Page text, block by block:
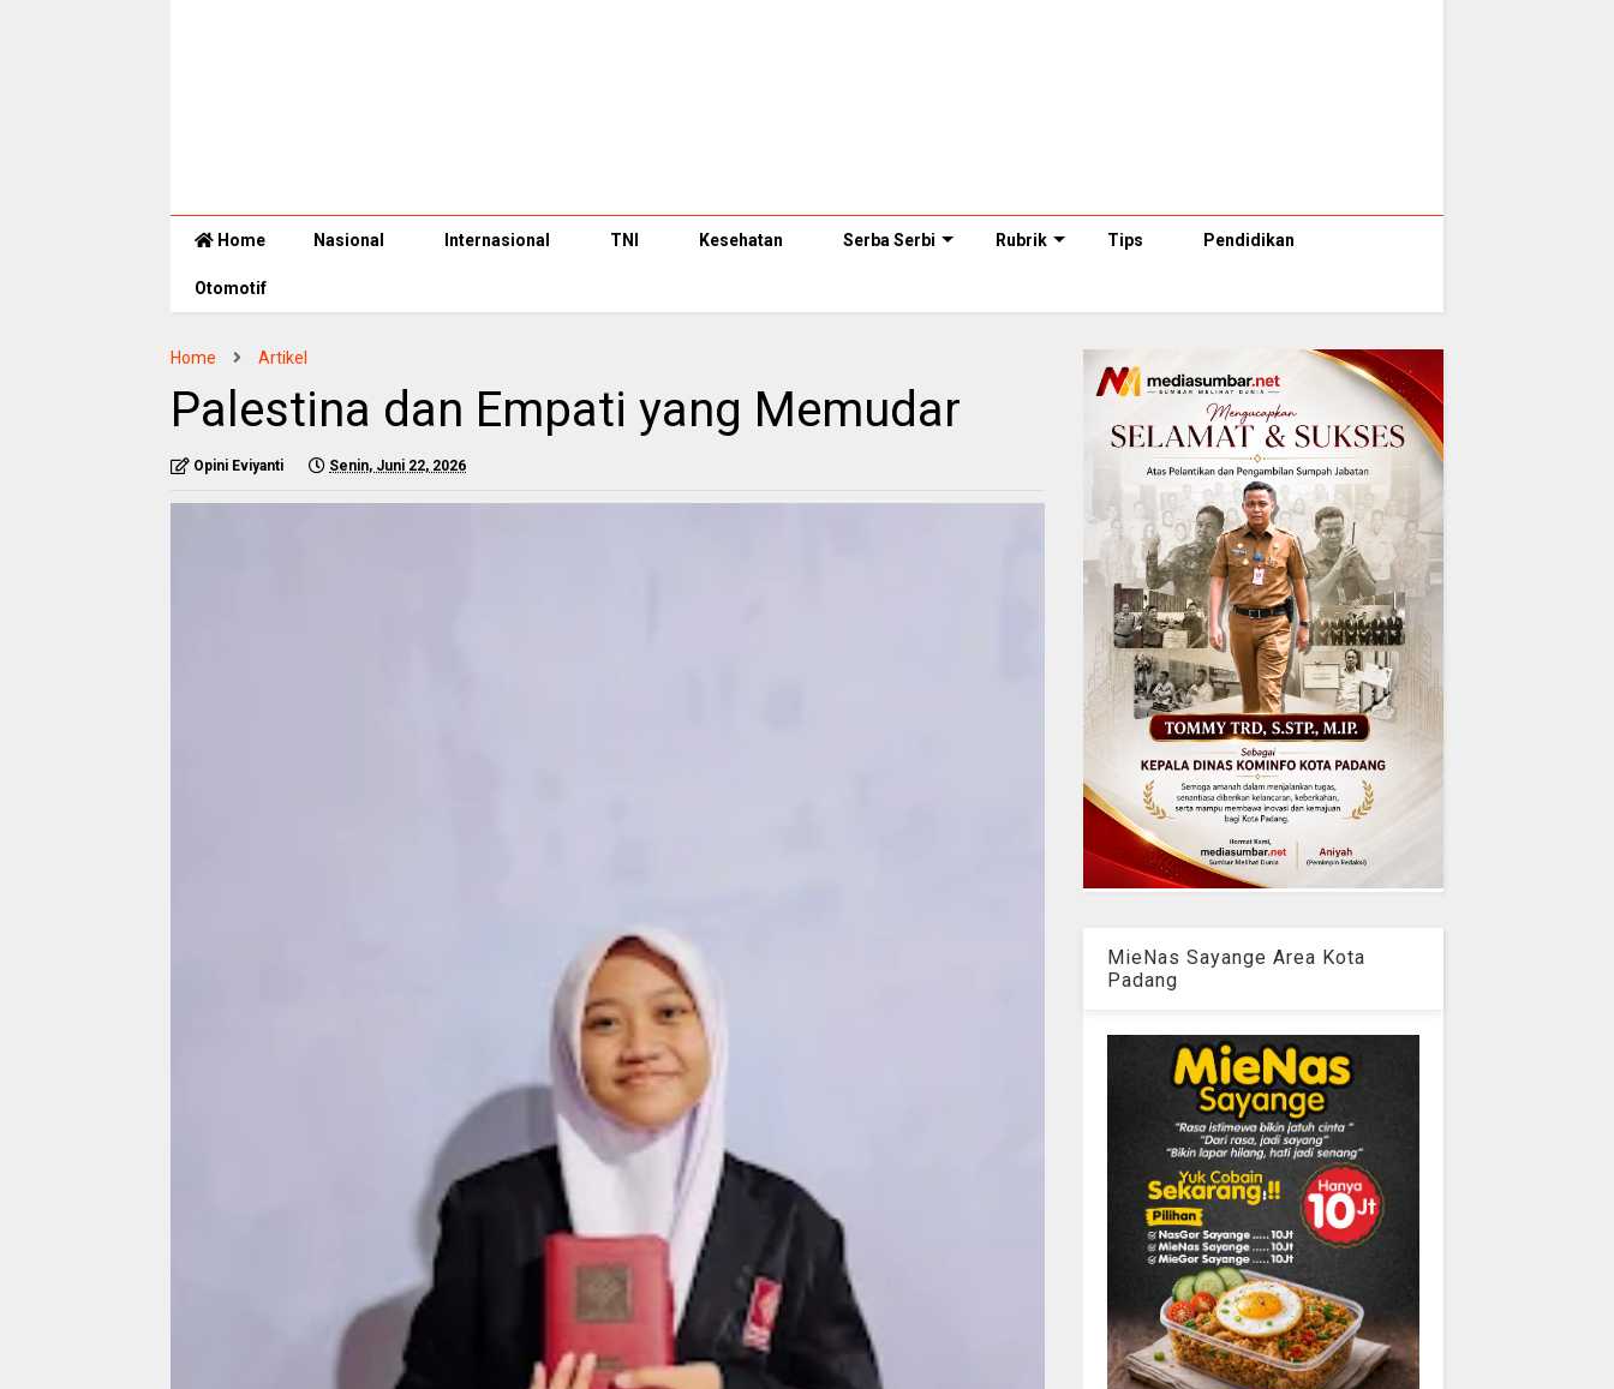
Home Nasional Internasional TNI Kesehatan Serba Serbi Rubrik Tips Pendidikan
Otomotif
Home Artikel
Palestina dan Empati yang Memudar
Opini Eviyanti Senin, Juni 22, 2026
MieNas Sayange Area Kota
Padang